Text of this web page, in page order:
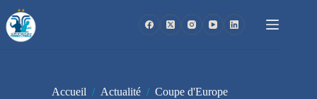
au
contenu
Accueil / Actualité / Coupe d'Europe